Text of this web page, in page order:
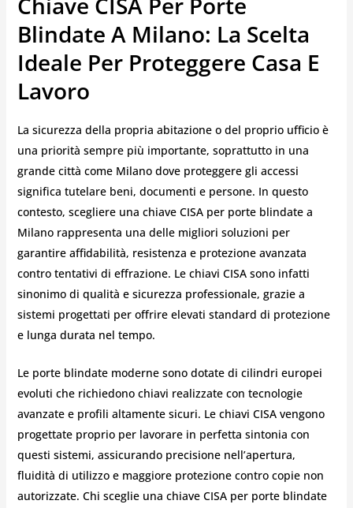
Blindate A Milano: La Scelta
Ideale Per Proteggere Casa E
Lavoro
La sicurezza della propria abitazione o del proprio ufficio è
una priorità sempre più importante, soprattutto in una
grande città come Milano dove proteggere gli accessi
significa tutelare beni, documenti e persone. In questo
contesto, scegliere una chiave CISA per porte blindate a
Milano rappresenta una delle migliori soluzioni per
garantire affidabilità, resistenza e protezione avanzata
contro tentativi di effrazione. Le chiavi CISA sono infatti
sinonimo di qualità e sicurezza professionale, grazie a
sistemi progettati per offrire elevati standard di protezione
e lunga durata nel tempo.
Le porte blindate moderne sono dotate di cilindri europei
evoluti che richiedono chiavi realizzate con tecnologie
avanzate e profili altamente sicuri. Le chiavi CISA vengono
progettate proprio per lavorare in perfetta sintonia con
questi sistemi, assicurando precisione nell’apertura,
fluidità di utilizzo e maggiore protezione contro copie non
autorizzate. Chi sceglie una chiave CISA per porte blindate